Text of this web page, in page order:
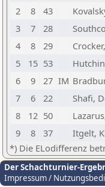
2
8 43
3
7 28
4
8 29
5
15 53
6
9 27 IM
7
6 22 Shafi,
8
12 50
9
8 37 Itgelt,
*) Die ELodifferenz
Der Schachturnier-
Impressum /